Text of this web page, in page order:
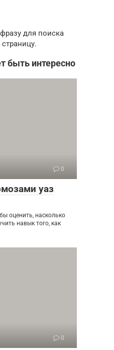
для поиска
страницу.
быть интересно
0
уаз
оценить, насколько
навык того, как
0